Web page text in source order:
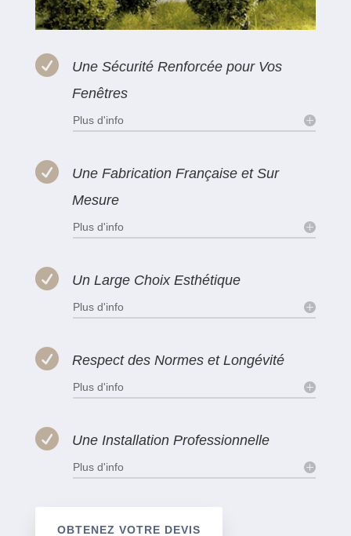

Une Sécurité Renforcée pour Vos
Fenêtres
Plus d'info

Une Fabrication Française et Sur
Mesure
Plus d'info
 Un Large Choix Esthétique
Plus d'info
 Respect des Normes et Longévité
Plus d'info
 Une Installation Professionnelle
Plus d'info
OBTENEZ VOTRE DEVIS